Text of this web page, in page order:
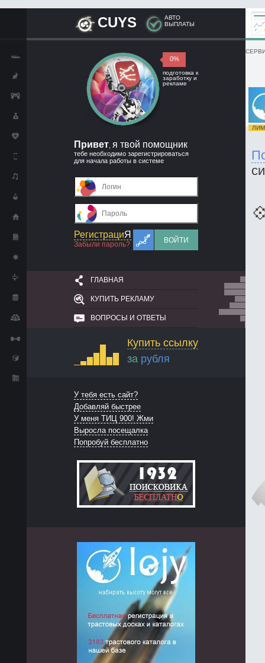
CUYS
АВТО
ВЫПЛАТЫ
0%
подготовка к
заработку и
рекламе
Привет я твой помощник
тебе необходимо зарегистрироваться
для начала работы в системе
РегистрациЯ
Забыли пароль?
ВОЙТИ
ГЛАВНАЯ
КУПИТЬ РЕКЛАМУ
ВОПРОСЫ И ОТВЕТЫ
Купить ссылку
за рубля
У тебя есть сайт?
Добавляй быстрее
У меня ТИЦ 900! Жми
Выросла посещалка
Попробуй бесплатно